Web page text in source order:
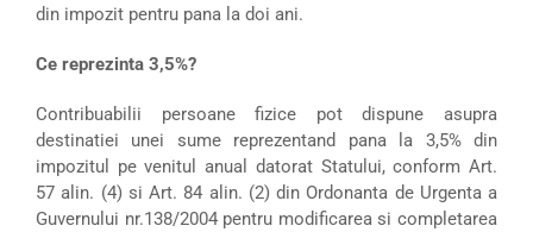
din impozit pentru pana la doi ani.
Ce reprezinta 3,5%?
Contribuabilii persoane fizice pot dispune asupra
destinatiei unei sume reprezentand pana la 3,5% din
impozitul pe venitul anual datorat Statului, conform Art.
57 alin. (4) si Art. 84 alin. (2) din Ordonanta de Urgenta a
Guvernului nr.138/2004 pentru modificarea si completarea